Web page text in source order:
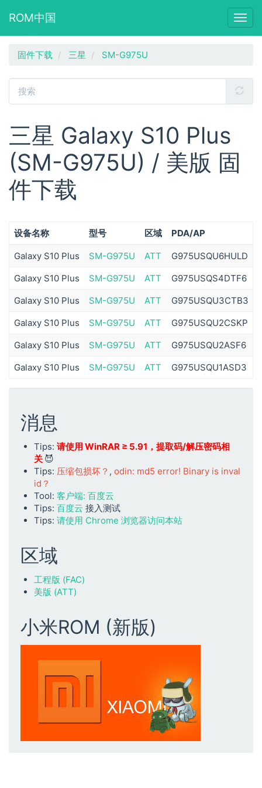
ROM中国
固件下载 三星 SM-G975U
三星 Galaxy S10 Plus
(SM-G975U) / 美版 固
件下载
设备名称 型号 区域 PDA/AP
Galaxy S10 Plus SM-G975U ATT G975USQU6HULD
Galaxy S10 Plus
SM-G975U ATT G975USQS4DTF6
Galaxy S10 Plus
SM-G975U ATT G975USQU3CTB3
Galaxy S10 Plus
SM-G975U ATT G975USQU2CSKP
Galaxy S10 Plus
SM-G975U ATT G975USQU2ASF6
Galaxy S10 Plus
SM-G975U ATT G975USQU1ASD3
消息
Tips: 请使用 WinRAR ≥ 5.91，提取码/解压密码相
关 😈
Tips: 压缩包损坏？ , odin: md5 error! Binary is inval
id？
Tool: 客户端: 百度云
Tips: 百度云 接入测试
Tips: 请使用 Chrome 浏览器访问本站
区域
工程版 (FAC)
美版 (ATT)
小米ROM (新版)